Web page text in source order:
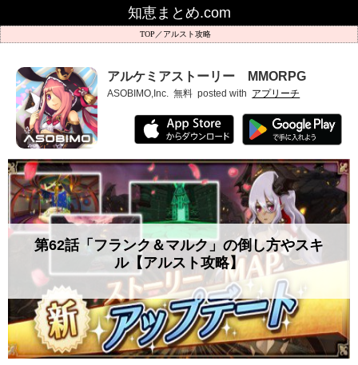
知恵まとめ.com
アルスト攻略
アルケミアストーリー MMORPG
ASOBIMO,Inc. 無料 posted with アプリーチ
第62話「フランク＆マルク」の倒し方やスキ
ル【アルスト攻略】